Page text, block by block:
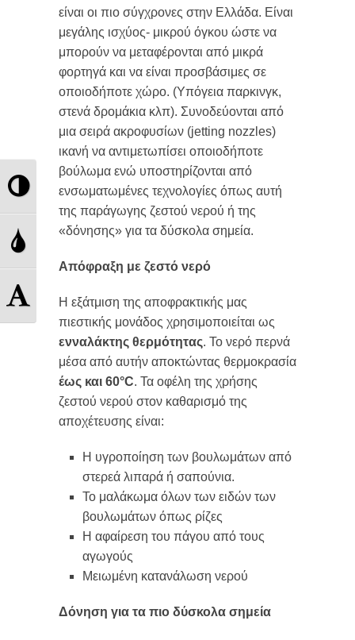
Εναλλαγή
Υψηλής
Αντίθεσης
Εναλλαγή
Διαβάθμισης
Γκρι
Εναλλαγή
Μεγέθους
Γραμμάτων
είναι οι πιο σύγχρονες στην Ελλάδα. Είναι
μεγάλης ισχύος- μικρού όγκου ώστε να
μπορούν να μεταφέρονται από μικρά
φορτηγά και να είναι προσβάσιμες σε
οποιοδήποτε χώρο. (Υπόγεια παρκινγκ,
στενά δρομάκια κλπ). Συνοδεύονται από
μια σειρά ακροφυσίων (jetting nozzles)
ικανή να αντιμετωπίσει οποιοδήποτε
βούλωμα ενώ υποστηρίζονται από
ενσωματωμένες τεχνολογίες όπως αυτή
της παράγωγης ζεστού νερού ή της
«δόνησης» για τα δύσκολα σημεία.
Απόφραξη με ζεστό νερό
Η εξάτμιση της αποφρακτικής μας
πιεστικής μονάδος χρησιμοποιείται ως
ενναλάκτης θερμότητας. Το νερό περνά
μέσα από αυτήν αποκτώντας θερμοκρασία
έως και 60°C. Τα οφέλη της χρήσης
ζεστού νερού στον καθαρισμό της
αποχέτευσης είναι:
Η υγροποίηση των βουλωμάτων από
στερεά λιπαρά ή σαπούνια.
Το μαλάκωμα όλων των ειδών των
βουλωμάτων όπως ρίζες
Η αφαίρεση του πάγου από τους
αγωγούς
Μειωμένη κατανάλωση νερού
Δόνηση για τα πιο δύσκολα σημεία